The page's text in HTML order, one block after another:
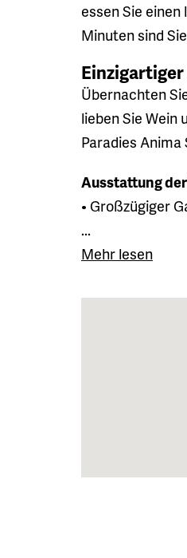
essen Sie
Minuten sind
Übernachten
lieben Sie Wein
Paradies
Ausstattung
• Großzügiger
...
Mehr lesen